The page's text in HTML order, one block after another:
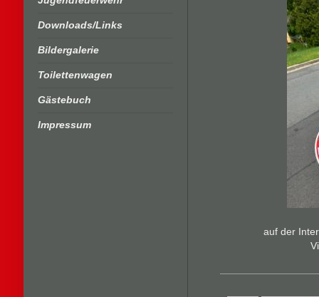
Downloads/Links
Bildergalerie
Toilettenwagen
Gästebuch
Impressum
auf der